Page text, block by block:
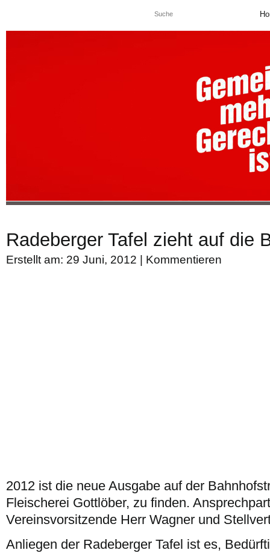
Radeberger Tafel zieht auf die
Erstellt am: 29 Juni, 2012 | Kommentieren
2012 ist die neue Ausgabe auf der
Fleischerei Gottlöber, zu finden.
Vereinsvorsitzende Herr Wagner und
Anliegen der Radeberger Tafel ist es,